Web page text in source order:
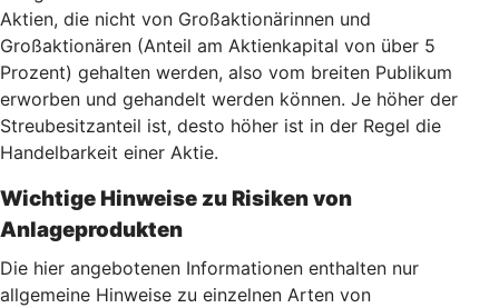
Aktien, die nicht von Großaktionärinnen und
Großaktionären (Anteil am Aktienkapital von über 5
Prozent) gehalten werden, also vom breiten Publikum
erworben und gehandelt werden können. Je höher der
Streubesitzanteil ist, desto höher ist in der Regel die
Handelbarkeit einer Aktie.
Wichtige Hinweise zu Risiken von
Anlageprodukten
Die hier angebotenen Informationen enthalten nur
allgemeine Hinweise zu einzelnen Arten von